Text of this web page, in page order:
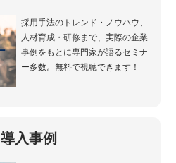
採用手法のトレンド・ノウハウ、
人材育成・研修まで、実際の企業
事例をもとに専門家が語るセミナ
ー多数。無料で視聴できます！
導入事例